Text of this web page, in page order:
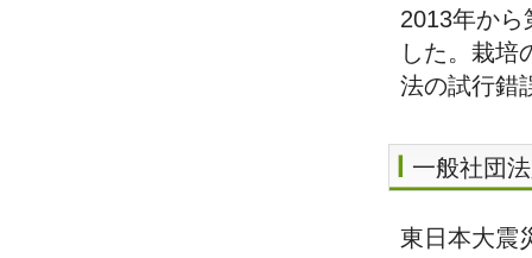
2013年か
した。栽培
法の試行錯
一般社団
東日本大震